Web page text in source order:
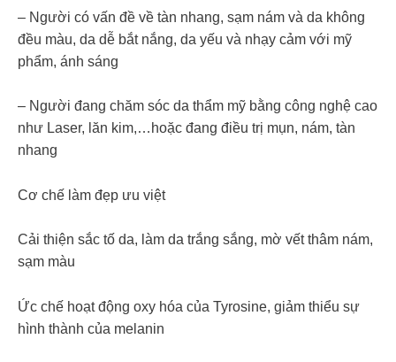
– Người có vấn đề về tàn nhang, sạm nám và da không
đều màu, da dễ bắt nắng, da yếu và nhạy cảm với mỹ
phẩm, ánh sáng
– Người đang chăm sóc da thẩm mỹ bằng công nghệ cao
như Laser, lăn kim,…hoặc đang điều trị mụn, nám, tàn
nhang
Cơ chế làm đẹp ưu việt
Cải thiện sắc tố da, làm da trắng sắng, mờ vết thâm nám,
sạm màu
Ức chế hoạt động oxy hóa của Tyrosine, giảm thiểu sự
hình thành của melanin